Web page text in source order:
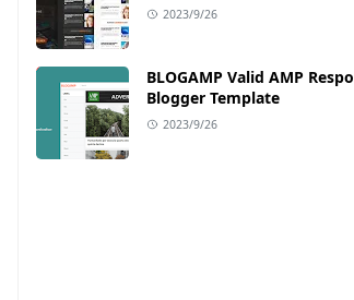
2023/9/26
BLOGAMP Valid AMP
Blogger Template
2023/9/26